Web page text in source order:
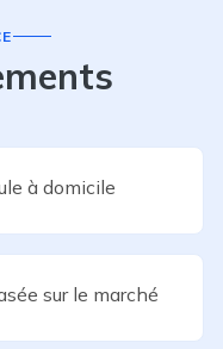
à domicile
sur le marché